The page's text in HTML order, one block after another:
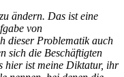
ändern. Das ist eine
von
dieser Problematik auch
sich die Beschäftigten
hier ist meine Diktatur, ihr